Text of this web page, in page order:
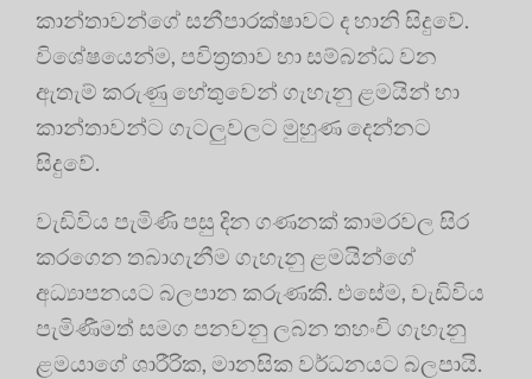
කාන්තාවන්ගේ සනීපාරක්ෂාවට ද හානි සිදුවේ.
විශේෂයෙන්ම, පවිත්‍ර‍තාව හා සම්බන්ධ වන
ඇතැම් කරුණු හේතුවෙන් ගැහැනු ළමයින් හා
කාන්තාවන්ට ගැටලුවලට මුහුණ දෙන්නට
සිදුවේ.
වැඩිවිය පැමිණි පසු දින ගණනක් කාමරවල සිර
කරගෙන තබාගැනීම ගැහැනු ළමයින්ගේ
අධ්‍යාපනයට බලපාන කරුණකි. එසේම, වැඩිවිය
පැමිණීමත් සමග පනවනු ලබන තහංචි ගැහැනු
ළමයාගේ ශාරීරික, මානසික වර්ධනයට බලපායි.